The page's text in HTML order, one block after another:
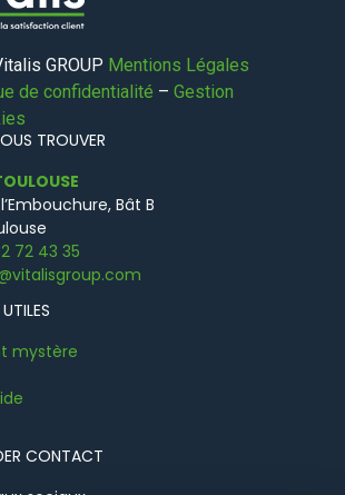
GROUP Mentions Légales
de confidentialité – Gestion
TROUVER
Bât B
72 43 35
mystère
CONTACT